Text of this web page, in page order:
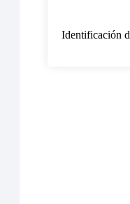
Identificación